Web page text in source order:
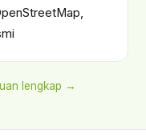
lengkap →